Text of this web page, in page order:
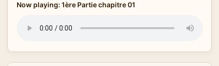
Now playing: 1ère Partie chapitre 01